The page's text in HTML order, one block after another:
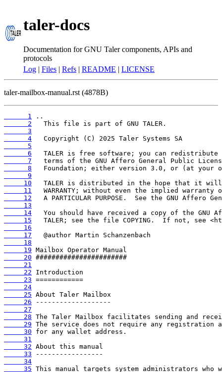
taler-docs
Documentation for GNU Taler components, APIs and
protocols
Log | Files | Refs | README | LICENSE
taler-mailbox-manual.rst (4878B)
      1
      2
      3
      4
      5
      6
      7
      8
      9
     10
     11
     12
     13
     14
     15
     16
     17
     18
     19
     20
     21
     22
     23
     24
     25
     26
     27
     28
     29
     30
     31
     32
     33
     34
     35